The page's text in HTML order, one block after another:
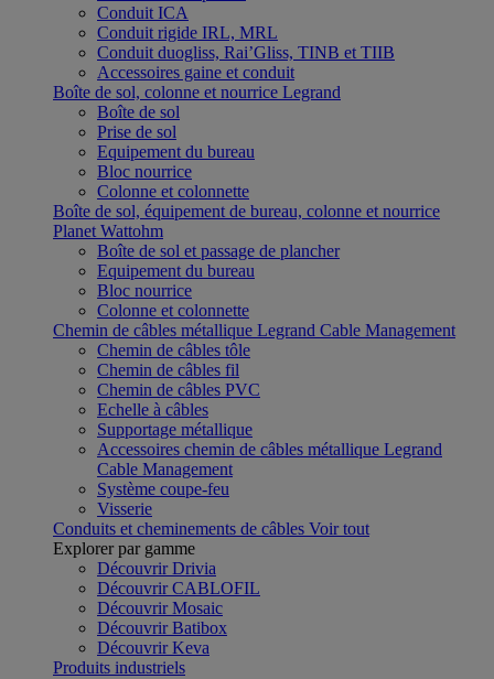
Conduit ICA
Conduit rigide IRL, MRL
Conduit duogliss, Rai’Gliss, TINB et TIIB
Accessoires gaine et conduit
Boîte de sol, colonne et nourrice Legrand
Boîte de sol
Prise de sol
Equipement du bureau
Bloc nourrice
Colonne et colonnette
Boîte de sol, équipement de bureau, colonne et nourrice
Planet Wattohm
Boîte de sol et passage de plancher
Equipement du bureau
Bloc nourrice
Colonne et colonnette
Chemin de câbles métallique Legrand Cable Management
Chemin de câbles tôle
Chemin de câbles fil
Chemin de câbles PVC
Echelle à câbles
Supportage métallique
Accessoires chemin de câbles métallique Legrand
Cable Management
Système coupe-feu
Visserie
Conduits et cheminements de câbles Voir tout
Explorer par gamme
Découvrir Drivia
Découvrir CABLOFIL
Découvrir Mosaic
Découvrir Batibox
Découvrir Keva
Produits industriels